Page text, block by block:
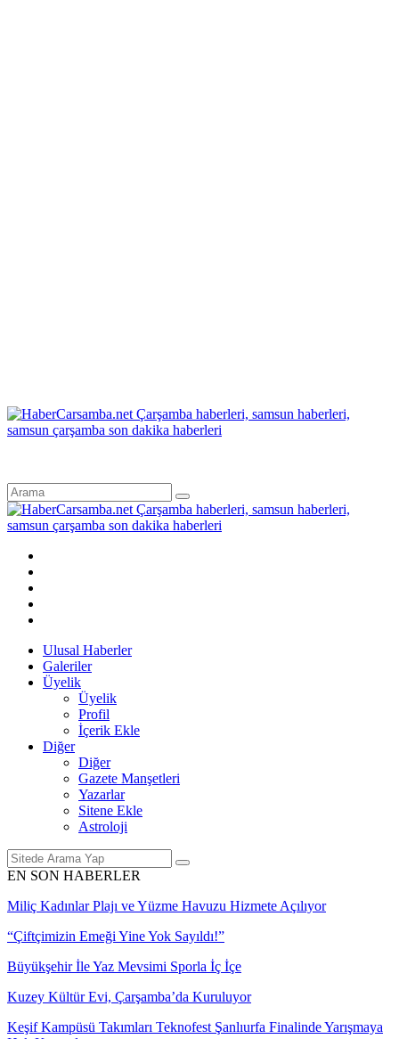
Ulusal Haberler
Galeriler
Üyelik
Üyelik
Profil
İçerik Ekle
Diğer
Diğer
Gazete Manşetleri
Yazarlar
Sitene Ekle
Astroloji
EN SON HABERLER